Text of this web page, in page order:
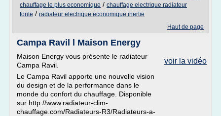
chauffage le plus economique / chauffage electrique radiateur
fonte / radiateur electrique economique inertie
Haut de page
Campa Ravil l Maison Energy
voir la vidéo
Maison Energy vous présente le radiateur
Campa Ravil.
Le Campa Ravil apporte une nouvelle vision
du design et de la performance dans le
monde du confort du chauffage. Disponible
sur http://www.radiateur-clim-
chauffage.com/Radiateurs-R3/Radiateurs-a-